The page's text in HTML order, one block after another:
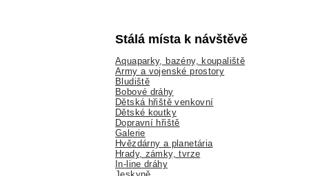
Stálá místa k návštěvě
Aquaparky, bazény, koupaliště
Army a vojenské prostory
Bludiště
Bobové dráhy
Dětská hřiště venkovní
Dětské koutky
Dopravní hřiště
Galerie
Hvězdárny a planetária
Hrady, zámky, tvrze
In-line dráhy